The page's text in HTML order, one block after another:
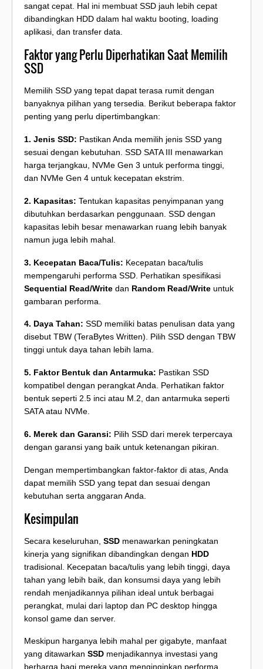
sangat cepat. Hal ini membuat SSD jauh lebih cepat
dibandingkan HDD dalam hal waktu booting, loading
aplikasi, dan transfer data.
Faktor yang Perlu Diperhatikan Saat Memilih
SSD
Memilih SSD yang tepat dapat terasa rumit dengan
banyaknya pilihan yang tersedia. Berikut beberapa faktor
penting yang perlu dipertimbangkan:
1. Jenis SSD: Pastikan Anda memilih jenis SSD yang
sesuai dengan kebutuhan. SSD SATA III menawarkan
harga terjangkau, NVMe Gen 3 untuk performa tinggi,
dan NVMe Gen 4 untuk kecepatan ekstrim.
2. Kapasitas: Tentukan kapasitas penyimpanan yang
dibutuhkan berdasarkan penggunaan. SSD dengan
kapasitas lebih besar menawarkan ruang lebih banyak
namun juga lebih mahal.
3. Kecepatan Baca/Tulis: Kecepatan baca/tulis
mempengaruhi performa SSD. Perhatikan spesifikasi
Sequential Read/Write dan Random Read/Write untuk
gambaran performa.
4. Daya Tahan: SSD memiliki batas penulisan data yang
disebut TBW (TeraBytes Written). Pilih SSD dengan TBW
tinggi untuk daya tahan lebih lama.
5. Faktor Bentuk dan Antarmuka: Pastikan SSD
kompatibel dengan perangkat Anda. Perhatikan faktor
bentuk seperti 2.5 inci atau M.2, dan antarmuka seperti
SATA atau NVMe.
6. Merek dan Garansi: Pilih SSD dari merek terpercaya
dengan garansi yang baik untuk ketenangan pikiran.
Dengan mempertimbangkan faktor-faktor di atas, Anda
dapat memilih SSD yang tepat dan sesuai dengan
kebutuhan serta anggaran Anda.
Kesimpulan
Secara keseluruhan, SSD menawarkan peningkatan
kinerja yang signifikan dibandingkan dengan HDD
tradisional. Kecepatan baca/tulis yang lebih tinggi, daya
tahan yang lebih baik, dan konsumsi daya yang lebih
rendah menjadikannya pilihan ideal untuk berbagai
perangkat, mulai dari laptop dan PC desktop hingga
konsol game dan server.
Meskipun harganya lebih mahal per gigabyte, manfaat
yang ditawarkan SSD menjadikannya investasi yang
berharga bagi mereka yang menginginkan performa